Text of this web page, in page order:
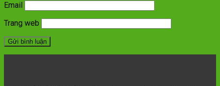
Email
Trang web